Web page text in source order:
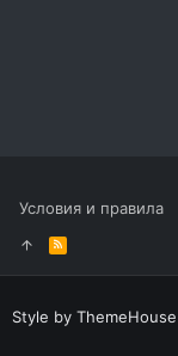
Условия и правила
R
S
S
Style by ThemeHouse